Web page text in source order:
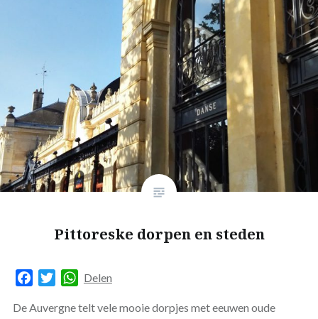
Pittoreske dorpen en steden
FacebookTwitterWhatsApp
Delen
De Auvergne telt vele mooie dorpjes met eeuwen oude